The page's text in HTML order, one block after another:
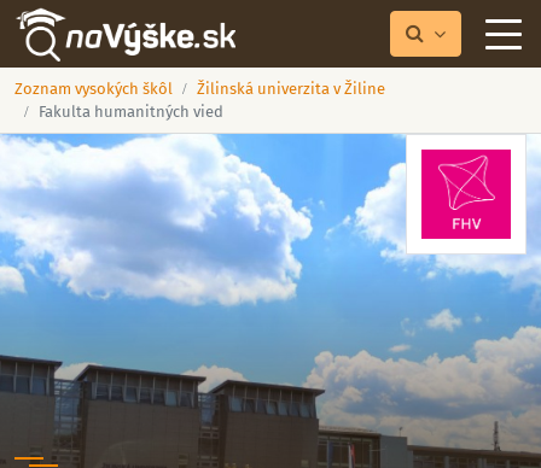
Zoznam vysokých škôl
Žilinská univerzita v Žiline
Fakulta humanitných vied